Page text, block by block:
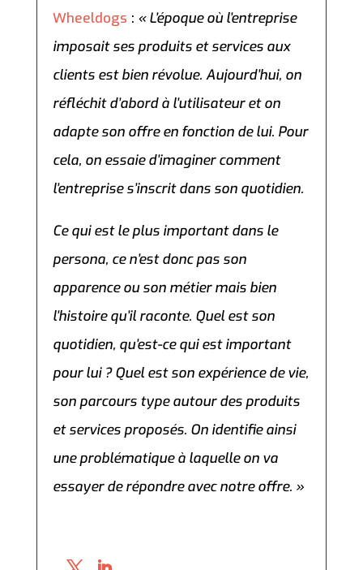
Wheeldogs : « L’époque où l’entreprise
imposait ses produits et services aux
clients est bien révolue. Aujourd’hui, on
réfléchit d’abord à l’utilisateur et on
adapte son offre en fonction de lui. Pour
cela, on essaie d’imaginer comment
l’entreprise s’inscrit dans son quotidien.
Ce qui est le plus important dans le
persona, ce n’est donc pas son
apparence ou son métier mais bien
l’histoire qu’il raconte. Quel est son
quotidien, qu’est-ce qui est important
pour lui ? Quel est son expérience de vie,
son parcours type autour des produits
et services proposés. On identifie ainsi
une problématique à laquelle on va
essayer de répondre avec notre offre. »